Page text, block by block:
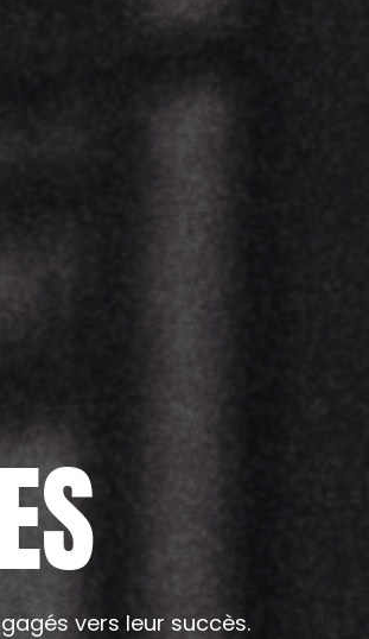
vers leur succès.